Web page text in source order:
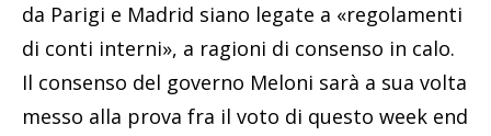
da Parigi e Madrid siano legate a «regolamenti
di conti interni», a ragioni di consenso in calo.
Il consenso del governo Meloni sarà a sua volta
messo alla prova fra il voto di questo week end